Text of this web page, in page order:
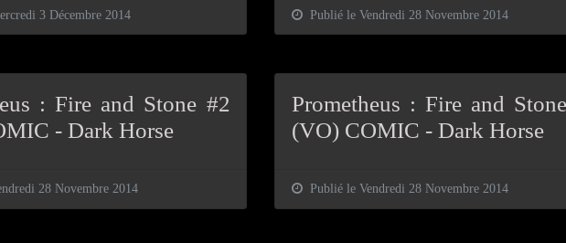
3 Décembre 2014 Publié le Vendredi 28 Novembre 2014
: Fire and Stone #2
- Dark Horse
28 Novembre 2014
Prometheus : Fire and
(VO) COMIC - Dark Horse
Publié le Vendredi 28 Novembre 2014